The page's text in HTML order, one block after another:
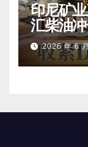
印尼矿
汇柴油
2026 年 6